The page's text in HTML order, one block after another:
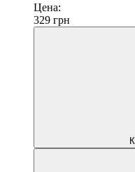
Цена:
329 грн